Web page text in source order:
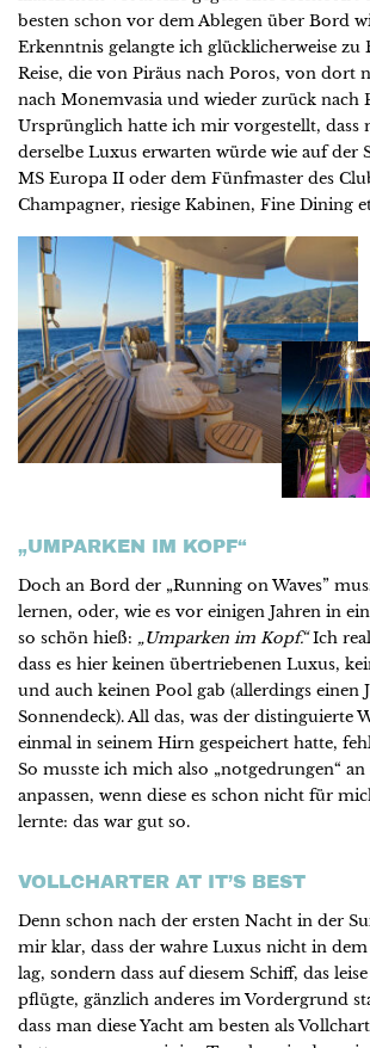
besten schon vor dem Ablegen über Bord
Erkenntnis gelangte ich glücklicherweise zu
Reise, die von Piräus nach Poros, von dort
nach Monemvasia und wieder zurück nach
Ursprünglich hatte ich mir vorgestellt, dass
derselbe Luxus erwarten würde wie auf der
MS Europa II oder dem Fünfmaster des
Champagner, riesige Kabinen, Fine Dining
„UMPARKEN IM KOPF“
Doch an Bord der „Running on Waves”
lernen, oder, wie es vor einigen Jahren in
so schön hieß: „Umparken im Kopf.“Ich
dass es hier keinen übertriebenen Luxus,
und auch keinen Pool gab (allerdings einen
Sonnendeck). All das, was der distinguierte
einmal in seinem Hirn gespeichert hatte,
So musste ich mich also „notgedrungen“
anpassen, wenn diese es schon nicht für
lernte: das war gut so.
VOLLCHARTER AT IT’S BEST
Denn schon nach der ersten Nacht in der
mir klar, dass der wahre Luxus nicht in
lag, sondern dass auf diesem Schiff, das
pflügte, gänzlich anderes im Vordergrund
dass man diese Yacht am besten als